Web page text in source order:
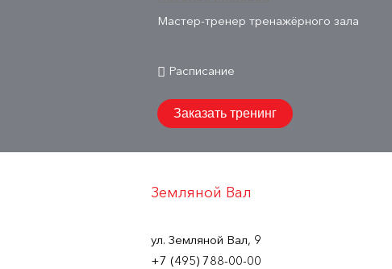
Мастер-тренер тренажёрного зала
Расписание
Заказать тренинг
Земляной Вал
ул. Земляной Вал, 9
+7 (495) 788-00-00